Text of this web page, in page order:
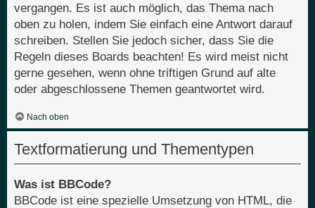
vergangen. Es ist auch möglich, das Thema nach
oben zu holen, indem Sie einfach eine Antwort darauf
schreiben. Stellen Sie jedoch sicher, dass Sie die
Regeln dieses Boards beachten! Es wird meist nicht
gerne gesehen, wenn ohne triftigen Grund auf alte
oder abgeschlossene Themen geantwortet wird.
Nach oben
Textformatierung und Thementypen
Was ist BBCode?
BBCode ist eine spezielle Umsetzung von HTML, die